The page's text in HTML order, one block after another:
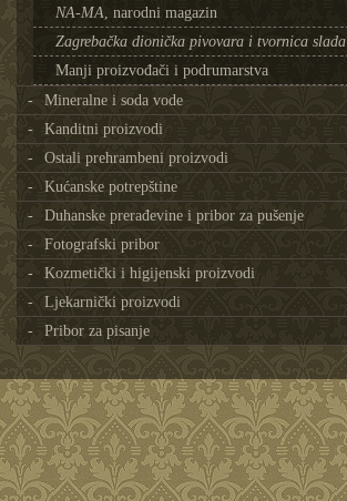
NA-MA, narodni magazin
Zagrebačka dionička pivovara i tvornica slada
Manji proizvođači i podrumarstva
Mineralne i soda vode
Kanditni proizvodi
Ostali prehrambeni proizvodi
Kućanske potrepštine
Duhanske prerađevine i pribor za pušenje
Fotografski pribor
Kozmetički i higijenski proizvodi
Ljekarnički proizvodi
Pribor za pisanje